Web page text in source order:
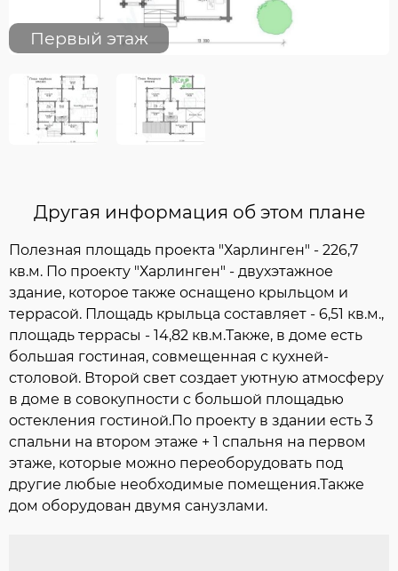
Первый этаж
Другая информация об этом плане
Полезная площадь проекта "Харлинген" - 226,7
кв.м. По проекту "Харлинген" - двухэтажное
здание, которое также оснащено крыльцом и
террасой. Площадь крыльца составляет - 6,51 кв.м.,
площадь террасы - 14,82 кв.м.Также, в доме есть
большая гостиная, совмещенная с кухней-
столовой. Второй свет создает уютную атмосферу
в доме в совокупности с большой площадью
остекления гостиной.По проекту в здании есть 3
спальни на втором этаже + 1 спальня на первом
этаже, которые можно переоборудовать под
другие любые необходимые помещения.Также
дом оборудован двумя санузлами.